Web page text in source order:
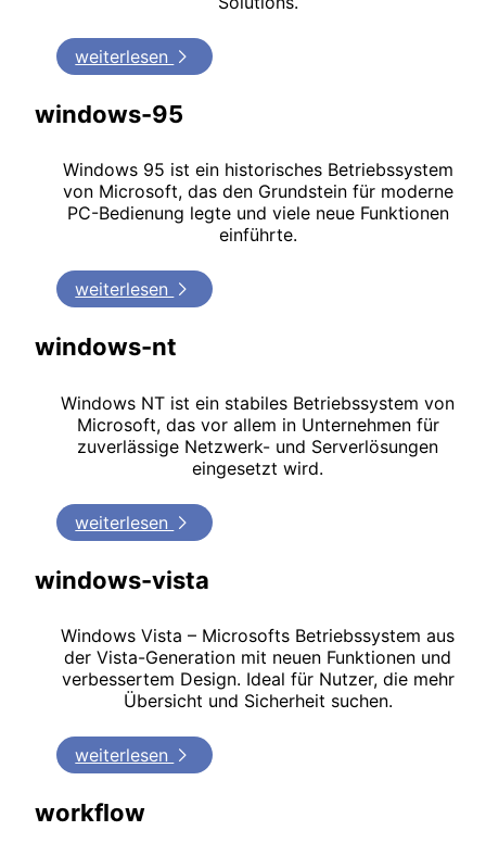
weiterlesen
windows-95
Windows 95 ist ein historisches Betriebssystem
von Microsoft, das den Grundstein für moderne
PC-Bedienung legte und viele neue Funktionen
einführte.
weiterlesen
windows-nt
Windows NT ist ein stabiles Betriebssystem von
Microsoft, das vor allem in Unternehmen für
zuverlässige Netzwerk- und Serverlösungen
eingesetzt wird.
weiterlesen
windows-vista
Windows Vista – Microsofts Betriebssystem aus
der Vista-Generation mit neuen Funktionen und
verbessertem Design. Ideal für Nutzer, die mehr
Übersicht und Sicherheit suchen.
weiterlesen
workflow